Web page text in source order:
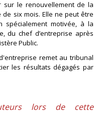
sur le renouvellement de la
six mois. Elle ne peut être
spécialement motivée, à la
du chef d’entreprise après
Public.
remet au tribunal
les résultats dégagés par
lors de cette